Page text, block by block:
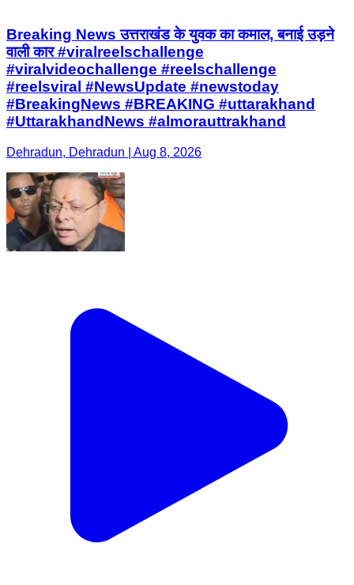
Breaking News उत्तराखंड के युवक का कमाल, बनाई उड़ने
वाली कार #viralreelschallenge
#viralvideochallenge #reelschallenge
#reelsviral #NewsUpdate #newstoday
#BreakingNews #BREAKING #uttarakhand
#UttarakhandNews #almorauttrakhand
Dehradun, Dehradun | Aug 8, 2026